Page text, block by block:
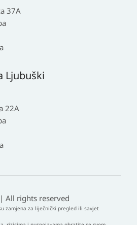
37A
Ljubuški
22A
All rights reserved
zamjena za liječnički pregled ili savjet